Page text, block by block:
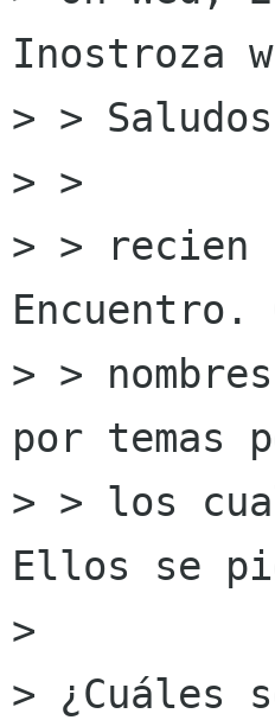
Inostroza
> >
> >
> >
Encuentro.
> >
por temas
> > los
Ellos se
>
> ¿Cuáles